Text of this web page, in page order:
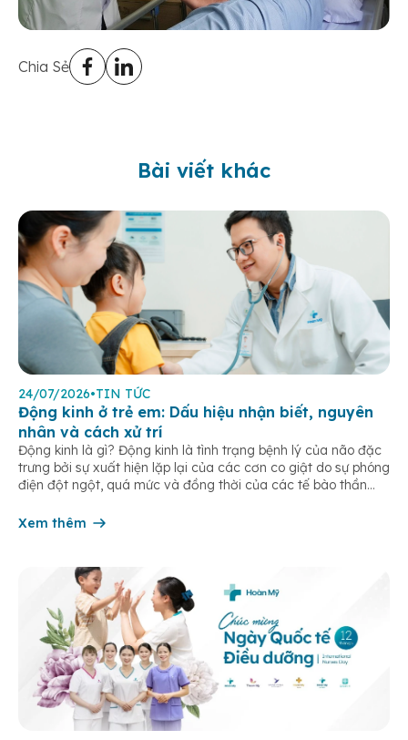
Chia Sẻ
Bài viết khác
24/07/2026•TIN TỨC
Động kinh ở trẻ em: Dấu hiệu nhận biết, nguyên
nhân và cách xử trí
Động kinh là gì? Động kinh là tình trạng bệnh lý của não đặc
trưng bởi sự xuất hiện lặp lại của các cơn co giật do sự phóng
điện đột ngột, quá mức và đồng thời của các tế bào thần
Xem thêm